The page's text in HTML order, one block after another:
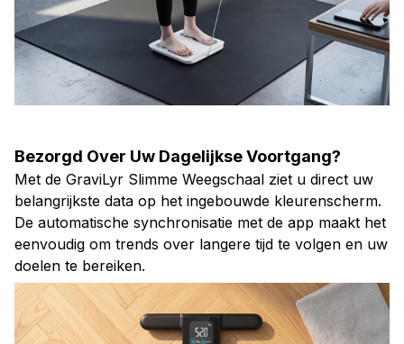
Met de GraviLyr Slimme Weegschaal ziet u direct uw
belangrijkste data op het ingebouwde kleurenscherm.
De automatische synchronisatie met de app maakt het
eenvoudig om trends over langere tijd te volgen en uw
doelen te bereiken.